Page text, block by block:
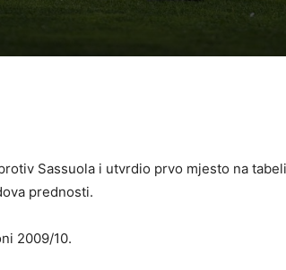
Sassuola i utvrdio prvo mjesto na
prednosti.
2009/10.